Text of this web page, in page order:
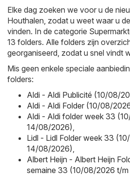
Elke dag zoeken we voor u de
Houthalen, zodat u weet waar u
vinden. In de categorie
13 folders. Alle folders zijn
georganiseerd, zodat u snel vindt
Mis geen enkele speciale
folders:
Aldi - Aldi Publicité (10/08/
Aldi - Aldi Folder (10/08/
Aldi - Aldi folder week 33
14/08/2026),
Lidl - Lidl Folder week 33
14/08/2026),
Albert Heijn - Albert Heijn
semaine 33 (10/08/2026 t/